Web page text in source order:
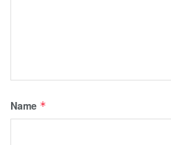
Name *